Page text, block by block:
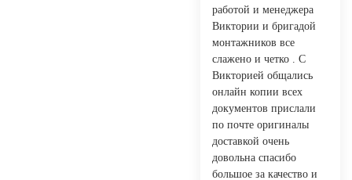
работой и менеджера
Виктории и бригадой
монтажников все
слажено и четко . С
Викторией общались
онлайн копии всех
документов прислали
по почте оригиналы
доставкой очень
довольна спасибо
большое за качество и